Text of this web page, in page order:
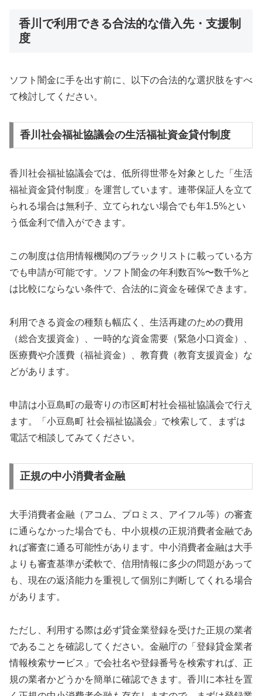
香川で利用できる合法的な借入先・支援制
度
ソフト闇金に手を出す前に、以下の合法的な選択肢をすべ
て検討してください。
香川社会福祉協議会の生活福祉資金貸付制度
香川社会福祉協議会では、低所得世帯を対象とした「生活
福祉資金貸付制度」を運営しています。連帯保証人を立て
られる場合は無利子、立てられない場合でも年1.5%とい
う低金利で借入ができます。
この制度は信用情報機関のブラックリストに載っている方
でも申請が可能です。ソフト闇金の年利数百%〜数千%と
は比較にならない条件で、合法的に資金を確保できます。
利用できる資金の種類も幅広く、生活再建のための費用
（総合支援資金）、一時的な資金需要（緊急小口資金）、
医療費や介護費（福祉資金）、教育費（教育支援資金）な
どがあります。
申請は小豆島町の最寄りの市区町村社会福祉協議会で行え
ます。「小豆島町 社会福祉協議会」で検索して、まずは
電話で相談してみてください。
正規の中小消費者金融
大手消費者金融（アコム、プロミス、アイフル等）の審査
に通らなかった場合でも、中小規模の正規消費者金融であ
れば審査に通る可能性があります。中小消費者金融は大手
よりも審査基準が柔軟で、信用情報に多少の問題があって
も、現在の返済能力を重視して個別に判断してくれる場合
があります。
ただし、利用する際は必ず貸金業登録を受けた正規の業者
であることを確認してください。金融庁の「登録貸金業者
情報検索サービス」で会社名や登録番号を検索すれば、正
規の業者かどうかを簡単に確認できます。香川に本社を置